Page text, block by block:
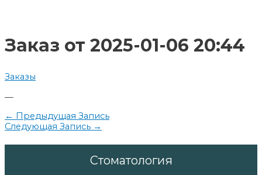
Заказ от 2025-01-06 20:44
Заказы
—
Навигация
по
← Предыдущая Запись
Следующая Запись →
Стоматология